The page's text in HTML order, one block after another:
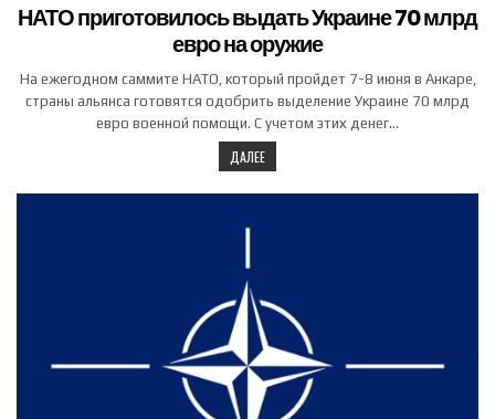
НАТО приготовилось выдать Украине 70 млрд
евро на оружие
На ежегодном саммите НАТО, который пройдет 7-8 июня в Анкаре,
страны альянса готовятся одобрить выделение Украине 70 млрд
евро военной помощи. С учетом этих денег…
ДАЛЕЕ